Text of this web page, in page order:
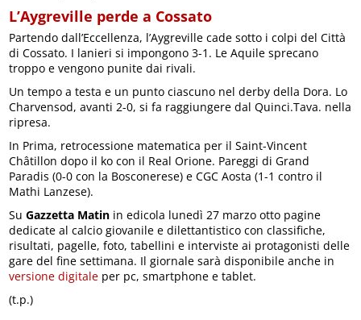
L’Aygreville perde a Cossato
Partendo dall’Eccellenza, l’Aygreville cade sotto i colpi del Città
di Cossato. I lanieri si impongono 3-1. Le Aquile sprecano
troppo e vengono punite dai rivali.
Un tempo a testa e un punto ciascuno nel derby della Dora. Lo
Charvensod, avanti 2-0, si fa raggiungere dal Quinci.Tava. nella
ripresa.
In Prima, retrocessione matematica per il Saint-Vincent
Châtillon dopo il ko con il Real Orione. Pareggi di Grand
Paradis (0-0 con la Bosconerese) e CGC Aosta (1-1 contro il
Mathi Lanzese).
SuGazzetta Matin in edicola lunedì 27 marzo otto pagine
dedicate al calcio giovanile e dilettantistico con classifiche,
risultati, pagelle, foto, tabellini e interviste ai protagonisti delle
gare del fine settimana. Il giornale sarà disponibile anche in
versione digitale per pc, smartphone e tablet.
(t.p.)